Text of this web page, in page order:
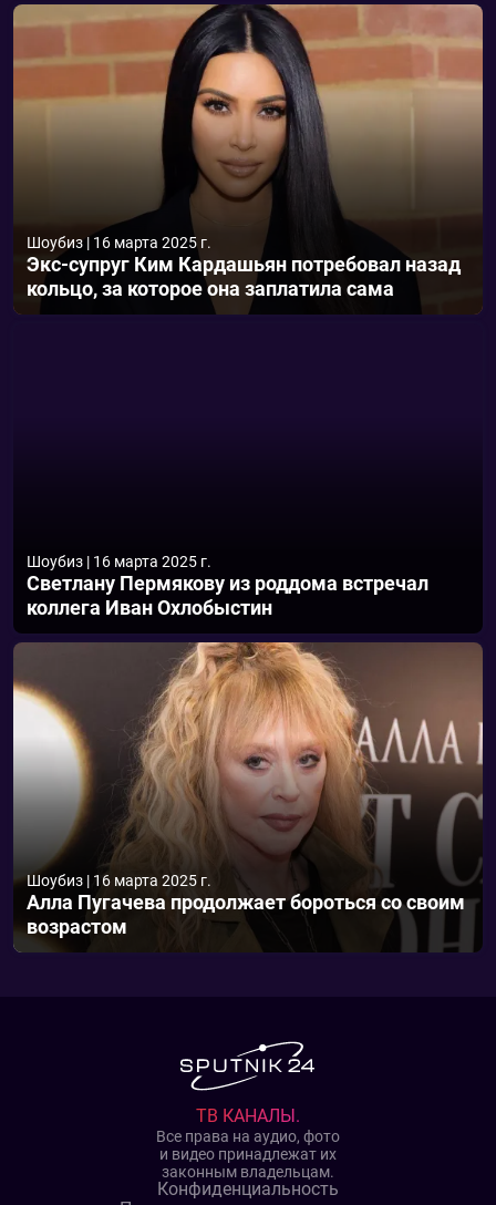
Шоубиз| 16 марта 2025 г.
Экс-супруг Ким Кардашьян потребовал назад
кольцо, за которое она заплатила сама
Шоубиз | 16 марта 2025 г.
Светлану Пермякову из роддома встречал
коллега Иван Охлобыстин
Шоубиз | 16 марта 2025 г.
Алла Пугачева продолжает бороться со своим
возрастом
ТВ КАНАЛЫ.
Все права на аудио, фото
и видео принадлежат их
законным владельцам.
Конфиденциальность